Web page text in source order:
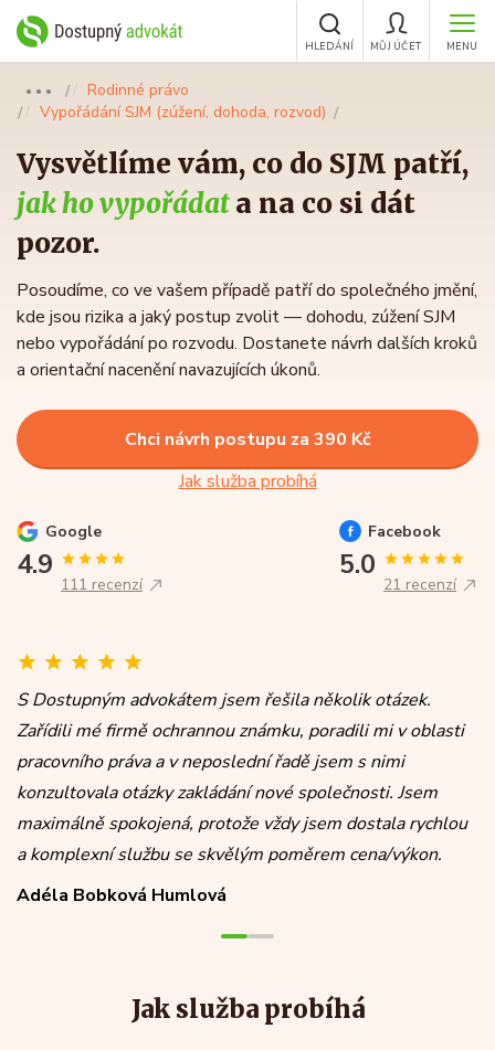
MENU
MŮJ ÚČET
HLEDÁNÍ
●●●
Rodinné právo
Vypořádání SJM (zúžení, dohoda, rozvod)
Vysvětlíme vám, co do SJM patří,
jak ho vypořádata na co si dát
pozor.
Posoudíme, co ve vašem případě patří do společného jmění,
kde jsou rizika a jaký postup zvolit — dohodu, zúžení SJM
nebo vypořádání po rozvodu. Dostanete návrh dalších kroků
a orientační nacenění navazujících úkonů.
Chci návrh postupu za 390 Kč
Jak služba probíhá
Google
4.9
111 recenzí
Facebook
5.0
21 recenzí
S Dostupným advokátem jsem řešila několik otázek.
Zařídili mé firmě ochrannou známku, poradili mi v oblasti
pracovního práva a v neposlední řadě jsem s nimi
konzultovala otázky zakládání nové společnosti. Jsem
maximálně spokojená, protože vždy jsem dostala rychlou
a komplexní službu se skvělým poměrem cena/výkon.
Adéla Bobková Humlová
Jak služba probíhá